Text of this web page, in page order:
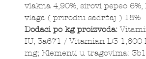
vlakna 4,90%, sirovi pepeo
vlaga ( prirodni sadržaj ) 18%
Dodaci po kg proizvoda:
IU, 3a671 / Vitamian D3
mg; Elementi u tragovima: